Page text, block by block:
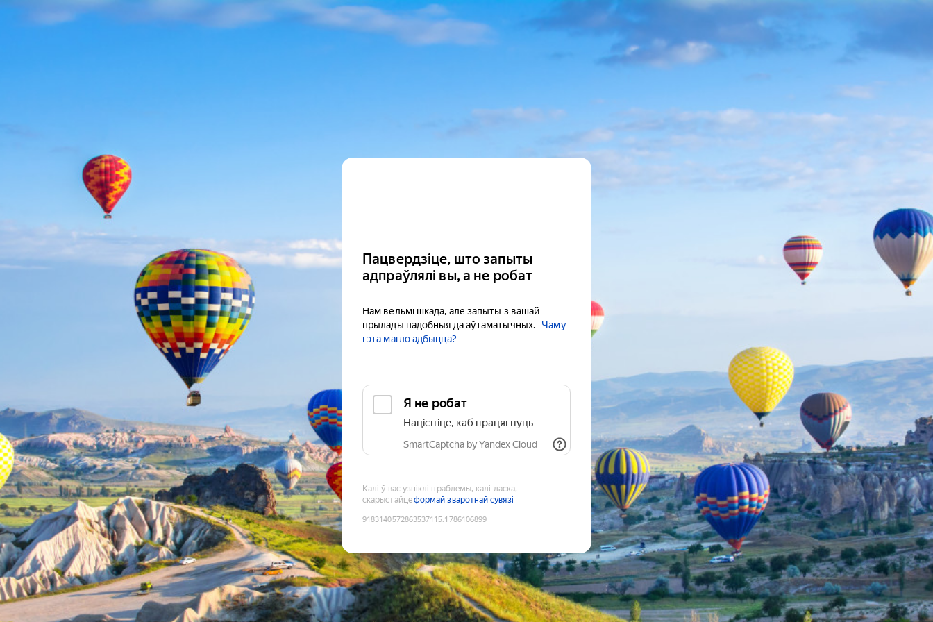
Пацвердзіце, што запыты
адпраўлялі вы, а не робат
Нам вельмі шкада, але запыты з вашай
прылады падобныя да аўтаматычных.
Чаму
гэта магло адбыцца?
Я не робат
Націсніце, каб працягнуць
SmartCaptcha by Yandex Cloud
Калі ў вас узніклі праблемы, калі ласка,
скарыстайцеформай зваротнай сувязі
9183140572863537115:1786106899